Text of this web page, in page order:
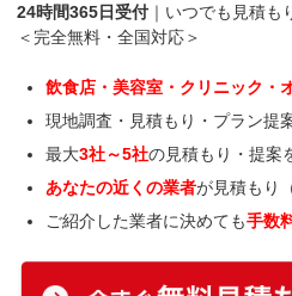
24時間365日受付 ｜いつでも見積も
＜完全無料・全国対応＞
飲食店・美容室・クリニック・
現地調査・見積もり・プラン提
最大3社～5社の見積もり・提案
あなたの近くの業者が見積もり
ご紹介した業者に決めても手数